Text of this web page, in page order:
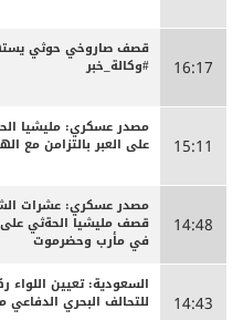
16:17
قصف صاروخي حوثي
#وكالة_خبر
15:11
مصدر عسكري: مليشيا
على العبر بالتزامن مع
14:48 قصف مليشيا الحةثي على
في مأرب وحضرموت
14:43
السعودية: تعيين اللواء
للتحالف البحري الدفاعي